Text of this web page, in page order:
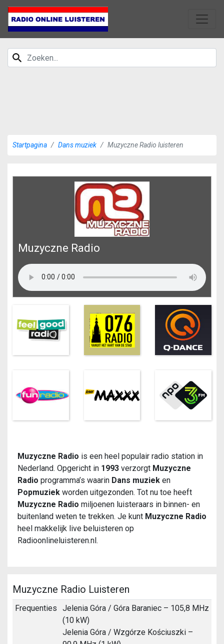
Startpagina Dans muziek Muzyczne Radio luisteren
Muzyczne Radio
Muzyczne Radio is een heel populair radio station in
Nederland. Opgericht in 1993 verzorgt Muzyczne
Radio programma’s waarin Dans muziek en
Popmuziek worden uitgezonden. Tot nu toe heeft
Muzyczne Radio miljoenen luisteraars in binnen- en
buitenland weten te trekken. Je kunt Muzyczne Radio
heel makkelijk live beluisteren op
Radioonlineluisteren.nl.
Muzyczne Radio Luisteren
Frequenties
Jelenia Góra / Góra Baraniec – 105,8 MHz
(10 kW)
Jelenia Góra / Wzgórze Kościuszki –